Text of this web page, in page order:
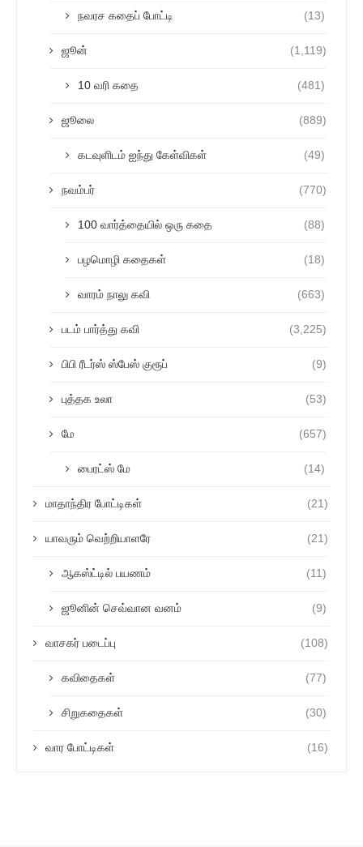
நவரச கதைப் போட்டி (13)
ஜூன் (1,119)
10 வரி கதை (481)
ஜூலை (889)
கடவுளிடம் ஐந்து கேள்விகள் (49)
நவம்பர் (770)
100 வார்த்தையில் ஒரு கதை (88)
பழமொழி கதைகள் (18)
வாரம் நாலு கவி (663)
படம் பார்த்து கவி (3,225)
பிபி ரீடர்ஸ் ஸ்பேஸ் குரூப் (9)
புத்தக உலா (53)
மே (657)
பைரட்ஸ் மே (14)
மாதாந்திர போட்டிகள் (21)
யாவரும் வெற்றியாளரே (21)
ஆகஸ்ட்டில் பயணம் (11)
ஜூனின் செவ்வான வனம் (9)
வாசகர் படைப்பு (108)
கவிதைகள் (77)
சிறுகதைகள் (30)
வார போட்டிகள் (16)